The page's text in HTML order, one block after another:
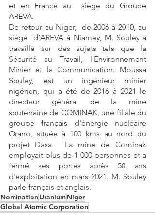
et en France au  siège du Groupe
AREVA.
De retour au Niger,  de 2006 à 2010, au
siège  d’AREVA à Niamey, M. Souley a
travaille sur des sujets tels que la
Sécurité au Travail, l’Environnement
Minier et la Communication. Moussa
Souley, est un ingénieur minier
nigérien, qui a été de 2016 à 2021 le
directeur général de la mine
souterraine de COMINAK, une filiale du
groupe français d'énergie nucléaire
Orano, située à 100 kms au nord du
projet Dasa.  La mine de Cominak
employait plus de 1 000 personnes et a
fermé ses portes après 50 ans
d'exploitation en mars 2021. M. Souley
parle français et anglais.
Nomination UraniumNiger
Global Atomic Corporation